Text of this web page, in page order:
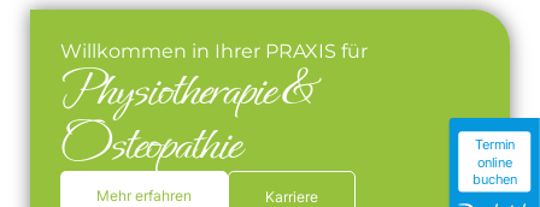
Termin
online
buchen
Willkommen in Ihrer PRAXIS für
Physiotherapie &
Osteopathie
Mehr erfahren Karriere